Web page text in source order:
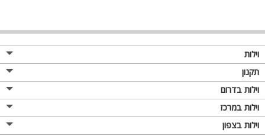
וילות
תקנון
וילות בדרום
וילות במרכז
וילות בצפון